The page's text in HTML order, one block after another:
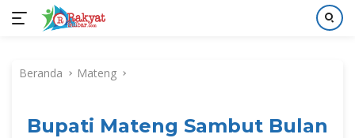
kontenBeranda Mateng
Bupati Mateng Sambut Bulan